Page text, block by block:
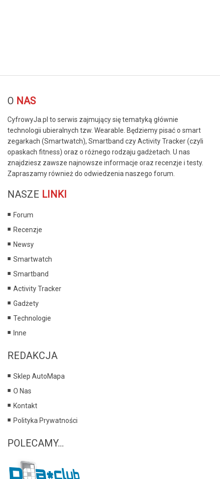
O NAS
CyfrowyJa.pl to serwis zajmujący się tematyką głównie
technologii ubieralnych tzw. Wearable. Będziemy pisać o smart
zegarkach (Smartwatch), Smartband czy Activity Tracker (czyli
opaskach fitness) oraz o różnego rodzaju gadżetach. U nas
znajdziesz zawsze najnowsze informacje oraz recenzje i testy.
Zapraszamy również do odwiedzenia naszego forum.
NASZE LINKI
Forum
Recenzje
Newsy
Smartwatch
Smartband
Activity Tracker
Gadżety
Technologie
Inne
REDAKCJA
Sklep AutoMapa
O Nas
Kontakt
Polityka Prywatności
POLECAMY...